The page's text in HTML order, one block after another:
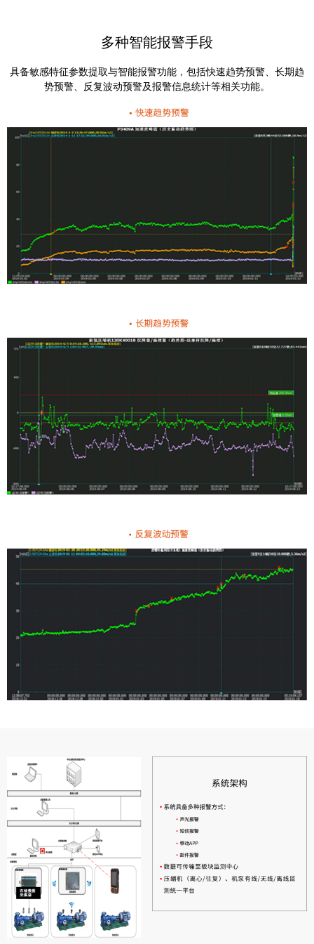
多种智能报警手段
具备敏感特征参数提取与智能报警功能，包括快速趋势预警、长期趋
势预警、反复波动预警及报警信息统计等相关功能。